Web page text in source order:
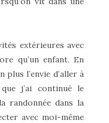
extérieures avec
qu’un enfant. En
plus l’envie d’aller à
j’ai continué le
randonnée dans la
avec moi-même